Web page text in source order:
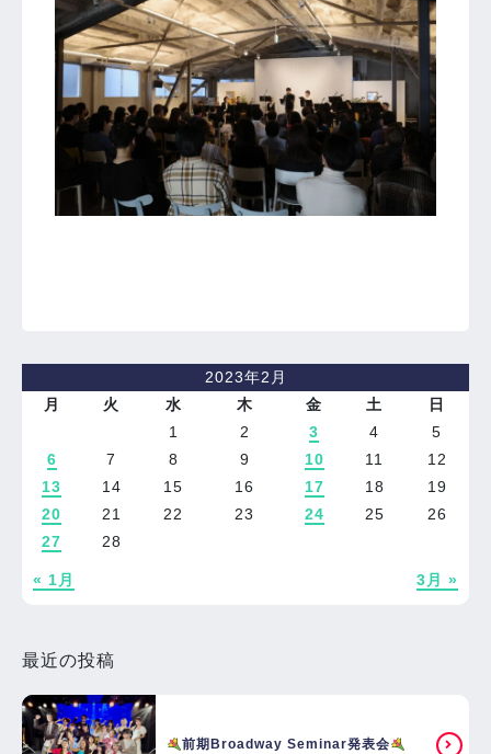
2023年2月
月
火 水 木 金 土 日
« 1月 3月 »
1 2 3 4
5
6
7 8 9 10 11
12
13
14 15 16 17 18
19
20
21 22 23 24 25
26
27
28
最近の投稿
前期Broadway Seminar発表会